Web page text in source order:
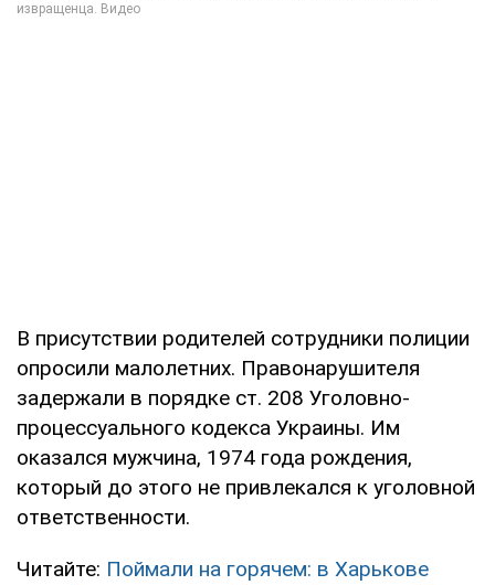
В присутствии родителей сотрудники полиции
опросили малолетних. Правонарушителя
задержали в порядке ст. 208 Уголовно-
процессуального кодекса Украины. Им
оказался мужчина, 1974 года рождения,
который до этого не привлекался к уголовной
ответственности.
Читайте: Поймали на горячем: в Харькове